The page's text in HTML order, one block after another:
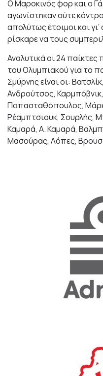
Ο Μαροκινός φορ και ο
αγωνίστηκαν ούτε
απολύτως έτοιμοι και
ρίσκαρε να τους
Αναλυτικά οι 24
του Ολυμπιακού για το
Σμύρνης είναι οι:
Ανδρούτσος,
Παπασταθόπουλος,
Ρέαμπτσιουκ, Σουρλής,
Καμαρά, Α. Καμαρά,
Μασούρας, Λόπες,